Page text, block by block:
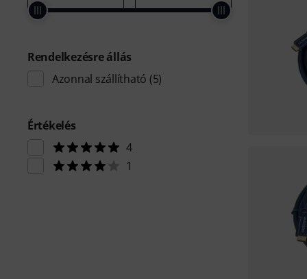
Rendelkezésre állás
Azonnal szállítható (5)
Értékelés
4
1